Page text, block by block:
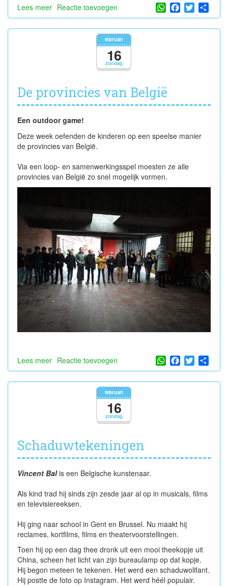
Lees meer over
Werken
met
Reactie toevoegen WhatsApp
Facebook
Twitter
zondag
februari
16
De provincies van België
Een outdoor game!
Deze week oefenden de kinderen op een speelse manier
de provincies van België.
Via een loop- en samenwerkingsspel moesten ze alle
provincies van België zo snel mogelijk vormen.
Lees meer over
De
provincies
Reactie toevoegen WhatsApp
Facebook
Twitter
zondag
februari
16
Schaduwtekeningen
Vincent Balis een Belgische kunstenaar.
Als kind trad hij sinds zijn zesde jaar al op in musicals, films
en televisiereeksen.
Hij ging naar school in Gent en Brussel. Nu maakt hij
reclames, kortfilms, films en theatervoorstellingen.
Toen hij op een dag thee dronk uit een mooi theekopje uit
China, scheen het licht van zijn bureaulamp op dat kopje.
Hij begon meteen te tekenen. Het werd een schaduwolifant.
Hij postte de foto op Instagram. Het werd héél populair.